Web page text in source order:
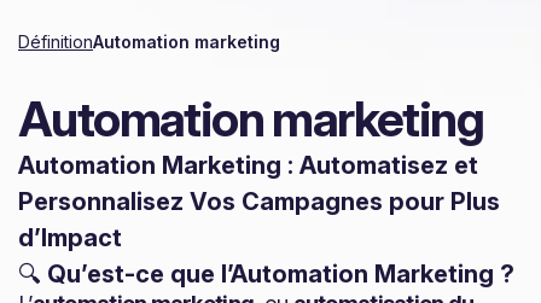
DéfinitionAutomation marketing
Automation marketing
Automation Marketing : Automatisez et
Personnalisez Vos Campagnes pour Plus
d’Impact
🔍 Qu’est-ce que l’Automation Marketing ?